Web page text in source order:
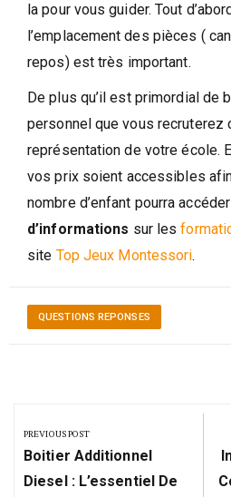
la pour vous guider. Tout
l’emplacement des pièces (
repos) est très important.
De plus qu’il est primordial de
personnel que vous recruterez
représentation de votre école.
vos prix soient accessibles
nombre d’enfant pourra
d’informations sur les
site Top Jeux Montessori.
QUESTIONS REPONSES
de
l’article
PREVIOUS POST
Previous
Post:
Boitier Additionnel
Diesel : L’essentiel De